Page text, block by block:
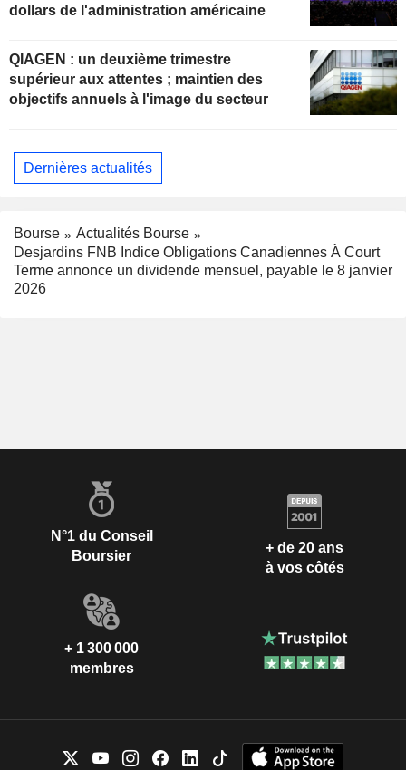
dollars de l'administration américaine
QIAGEN : un deuxième trimestre
supérieur aux attentes ; maintien des
objectifs annuels à l'image du secteur
Dernières actualités
Bourse
Actualités Bourse
Desjardins FNB Indice Obligations Canadiennes À Court
Terme annonce un dividende mensuel, payable le 8 janvier
2026
N°1 du Conseil
Boursier
+ de 20 ans
à vos côtés
+ 1 300 000
membres